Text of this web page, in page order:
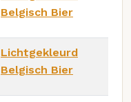
Belgisch Bier
Lichtgekleurd
Belgisch Bier